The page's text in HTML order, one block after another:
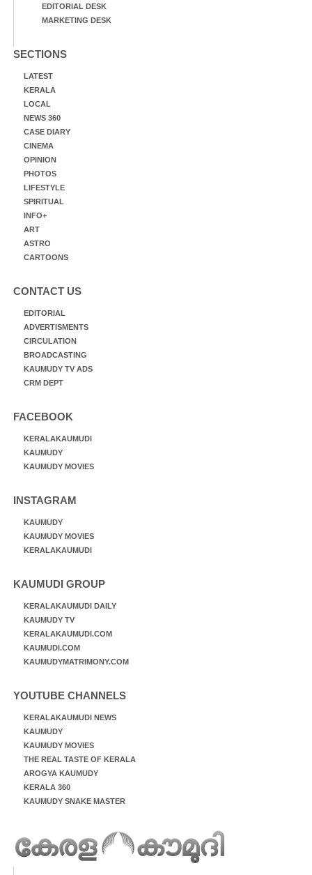
EDITORIAL DESK
MARKETING DESK
SECTIONS
LATEST
KERALA
LOCAL
NEWS 360
CASE DIARY
CINEMA
OPINION
PHOTOS
LIFESTYLE
SPIRITUAL
INFO+
ART
ASTRO
CARTOONS
CONTACT US
EDITORIAL
ADVERTISMENTS
CIRCULATION
BROADCASTING
KAUMUDY TV ADS
CRM DEPT
FACEBOOK
KERALAKAUMUDI
KAUMUDY
KAUMUDY MOVIES
INSTAGRAM
KAUMUDY
KAUMUDY MOVIES
KERALAKAUMUDI
KAUMUDI GROUP
KERALAKAUMUDI DAILY
KAUMUDY TV
KERALAKAUMUDI.COM
KAUMUDI.COM
KAUMUDYMATRIMONY.COM
YOUTUBE CHANNELS
KERALAKAUMUDI NEWS
KAUMUDY
KAUMUDY MOVIES
THE REAL TASTE OF KERALA
AROGYA KAUMUDY
KERALA 360
KAUMUDY SNAKE MASTER